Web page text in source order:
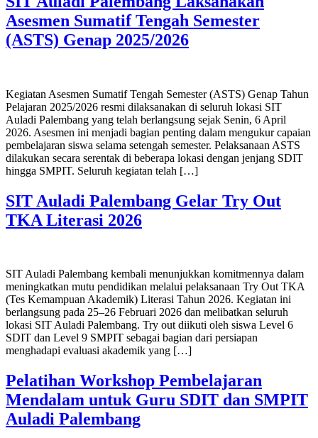
Asesmen Sumatif Tengah Semester
(ASTS) Genap 2025/2026
Kegiatan Asesmen Sumatif Tengah Semester (ASTS) Genap Tahun
Pelajaran 2025/2026 resmi dilaksanakan di seluruh lokasi SIT
Auladi Palembang yang telah berlangsung sejak Senin, 6 April
2026. Asesmen ini menjadi bagian penting dalam mengukur capaian
pembelajaran siswa selama setengah semester. Pelaksanaan ASTS
dilakukan secara serentak di beberapa lokasi dengan jenjang SDIT
hingga SMPIT. Seluruh kegiatan telah […]
SIT Auladi Palembang Gelar Try Out
TKA Literasi 2026
SIT Auladi Palembang kembali menunjukkan komitmennya dalam
meningkatkan mutu pendidikan melalui pelaksanaan Try Out TKA
(Tes Kemampuan Akademik) Literasi Tahun 2026. Kegiatan ini
berlangsung pada 25–26 Februari 2026 dan melibatkan seluruh
lokasi SIT Auladi Palembang. Try out diikuti oleh siswa Level 6
SDIT dan Level 9 SMPIT sebagai bagian dari persiapan
menghadapi evaluasi akademik yang […]
Pelatihan Workshop Pembelajaran
Mendalam untuk Guru SDIT dan SMPIT
Auladi Palembang